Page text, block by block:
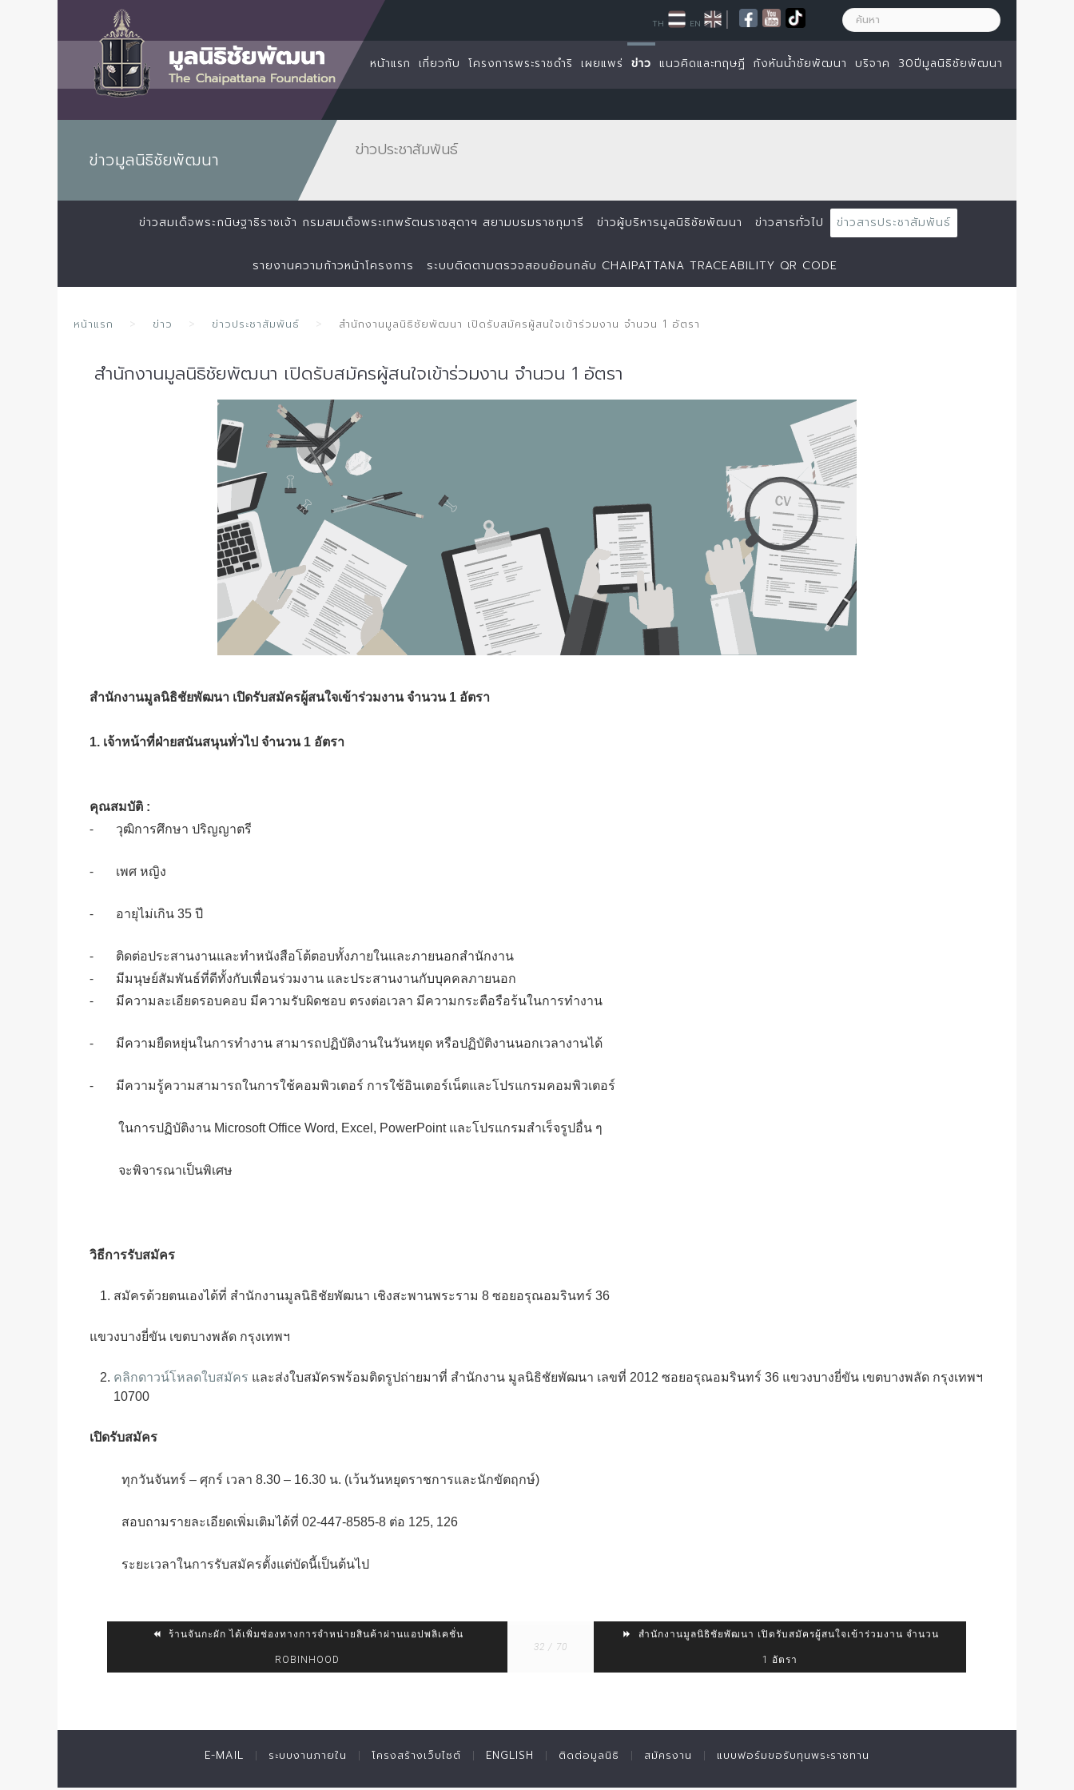
หน้าแรก เกี่ยวกับ โครงการพระราชดำริ เผยแพร่ ข่าว แนวคิดและทฤษฏี กังหันน้ำชัยพัฒนา บริจาค 30ปีมูลนิธิชัยพัฒนา
TH EN |
ข่าวมูลนิธิชัยพัฒนา ข่าวประชาสัมพันธ์
ข่าวสมเด็จพระกนิษฐาธิราชเจ้า กรมสมเด็จพระเทพรัตนราชสุดาฯ สยามบรมราชกุมารี ข่าวผู้บริหารมูลนิธิชัยพัฒนา ข่าวสารทั่วไป ข่าวสารประชาสัมพันธ์
รายงานความก้าวหน้าโครงการ ระบบติดตามตรวจสอบย้อนกลับ CHAIPATTANA TRACEABILITY QR CODE
หน้าแรก ข่าว ข่าวประชาสัมพันธ์ สำนักงานมูลนิธิชัยพัฒนา เปิดรับสมัครผู้สนใจเข้าร่วมงาน จำนวน 1 อัตรา
สำนักงานมูลนิธิชัยพัฒนา เปิดรับสมัครผู้สนใจเข้าร่วมงาน จำนวน 1 อัตรา
สำนักงานมูลนิธิชัยพัฒนา เปิดรับสมัครผู้สนใจเข้าร่วมงาน จำนวน 1 อัตรา
1. เจ้าหน้าที่ฝ่ายสนันสนุนทั่วไป จำนวน 1 อัตรา
คุณสมบัติ :
⁃ วุฒิการศึกษา ปริญญาตรี
⁃ เพศ หญิง
⁃ อายุไม่เกิน 35 ปี
⁃ ติดต่อประสานงานและทำหนังสือโต้ตอบทั้งภายในและภายนอกสำนักงาน
⁃ มีมนุษย์สัมพันธ์ที่ดีทั้งกับเพื่อนร่วมงาน และประสานงานกับบุคคลภายนอก
⁃ มีความละเอียดรอบคอบ มีความรับผิดชอบ ตรงต่อเวลา มีความกระตือรือร้นในการทำงาน
⁃ มีความยืดหยุ่นในการทำงาน สามารถปฏิบัติงานในวันหยุด หรือปฏิบัติงานนอกเวลางานได้
⁃ มีความรู้ความสามารถในการใช้คอมพิวเตอร์ การใช้อินเตอร์เน็ตและโปรแกรมคอมพิวเตอร์
ในการปฏิบัติงาน Microsoft Office Word, Excel, PowerPoint และโปรแกรมสำเร็จรูปอื่น ๆ
จะพิจารณาเป็นพิเศษ
วิธีการรับสมัคร
สมัครด้วยตนเองได้ที่ สำนักงานมูลนิธิชัยพัฒนา เชิงสะพานพระราม 8 ซอยอรุณอมรินทร์ 36
แขวงบางยี่ขัน เขตบางพลัด กรุงเทพฯ
คลิกดาวน์โหลดใบสมัคร และส่งใบสมัครพร้อมติดรูปถ่ายมาที่ สำนักงาน มูลนิธิชัยพัฒนา เลขที่ 2012 ซอยอรุณอมรินทร์ 36 แขวงบางยี่ขัน เขตบางพลัด กรุงเทพฯ
10700
เปิดรับสมัคร
ทุกวันจันทร์ – ศุกร์ เวลา 8.30 – 16.30 น. (เว้นวันหยุดราชการและนักขัตฤกษ์)
สอบถามรายละเอียดเพิ่มเติมได้ที่ 02-447-8585-8 ต่อ 125, 126
ระยะเวลาในการรับสมัครตั้งแต่บัดนี้เป็นต้นไป
ร้านจันกะผัก ได้เพิ่มช่องทางการจำหน่ายสินค้าผ่านแอปพลิเคชั่น
ROBINHOOD
32 / 70
สำนักงานมูลนิธิชัยพัฒนา เปิดรับสมัครผู้สนใจเข้าร่วมงาน จำนวน
1 อัตรา
E-MAIL ระบบงานภายใน โครงสร้างเว็บไซต์ ENGLISH ติดต่อมูลนิธิ สมัครงาน แบบฟอร์มขอรับทุนพระราชทาน